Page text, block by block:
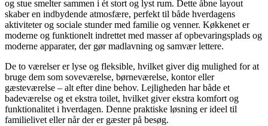
og stue smelter sammen i ét stort og lyst rum. Dette åbne layout
skaber en indbydende atmosfære, perfekt til både hverdagens
aktiviteter og sociale stunder med familie og venner. Køkkenet er
moderne og funktionelt indrettet med masser af opbevaringsplads og
moderne apparater, der gør madlavning og samvær lettere.
De to værelser er lyse og fleksible, hvilket giver dig mulighed for at
bruge dem som soveværelse, børneværelse, kontor eller
gæsteværelse – alt efter dine behov. Lejligheden har både et
badeværelse og et ekstra toilet, hvilket giver ekstra komfort og
funktionalitet i hverdagen. Denne praktiske løsning er ideel til
familielivet eller når der er gæster på besøg.